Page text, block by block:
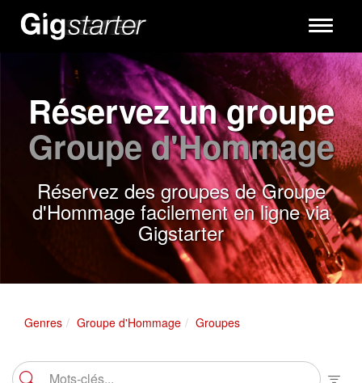
Toggle
Réservez un groupe
Groupe d'Hommage
Réservez des groupes de Groupe
d'Hommage facilement en ligne via
Gigstarter
Genres Groupe d'Hommage Groupes